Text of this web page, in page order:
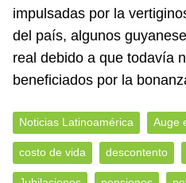
impulsadas por la
del país, algunos
real debido a que todavía
beneficiados por la
Noticias Latinoamérica Auge
costo de vida descontento